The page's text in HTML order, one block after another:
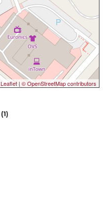
Leaflet| © OpenStreetMap contributors
(1)